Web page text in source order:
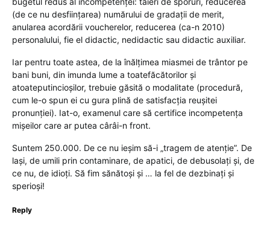
(de ce nu desființarea) numărului de gradații de merit,
anularea acordării voucherelor, reducerea (ca-n 2010)
personalului, fie el didactic, nedidactic sau didactic auxiliar.
Iar pentru toate astea, de la înălțimea miasmei de trântor pe
bani buni, din imunda lume a toatefăcătorilor și
atoateputincioșilor, trebuie găsită o modalitate (procedură,
cum le-o spun ei cu gura plină de satisfacția reușitei
pronunției). Iat-o, examenul care să certifice incompetența
mișeilor care ar putea cârâi-n front.
Suntem 250.000. De ce nu ieșim să-i „tragem de atenție”. De
lași, de umili prin contaminare, de apatici, de debusolați și, de
ce nu, de idioți. Să fim sănătoși și … la fel de dezbinați și
sperioși!
Reply